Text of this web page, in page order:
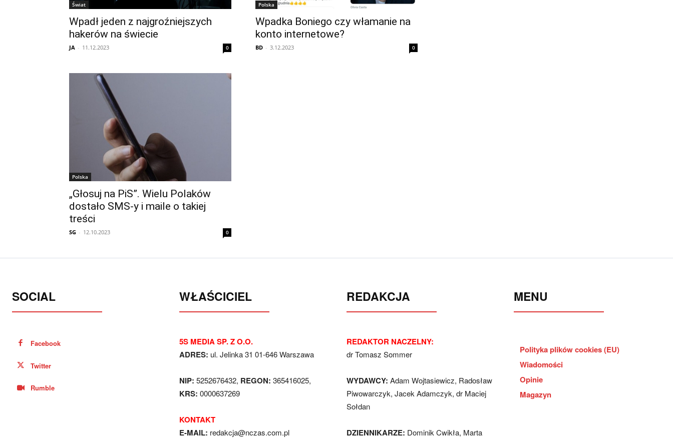
Świat
Wpadł jeden z najgroźniejszych
hakerów na świecie
JA - 11.12.2023 0
Polska
Wpadka Boniego czy włamanie na
konto internetowe?
BD - 3.12.2023 0
Polska
„Głosuj na PiS”. Wielu Polaków
dostało SMS-y i maile o takiej
treści
SG - 12.10.2023 0
SOCIAL
Facebook
Twitter
Rumble
WŁAŚCICIEL
5S MEDIA SP. Z O.O.
ADRES: ul. Jelinka 31 01-646 Warszawa
NIP: 5252676432, REGON: 365416025,
KRS: 0000637269
KONTAKT
E-MAIL: redakcja@nczas.com.pl
REDAKCJA
REDAKTOR NACZELNY:
dr Tomasz Sommer
WYDAWCY: Adam Wojtasiewicz, Radosław
Piwowarczyk, Jacek Adamczyk, dr Maciej
Sołdan
DZIENNIKARZE: Dominik Cwikła, Marta
MENU
Polityka plików cookies (EU)
Wiadomości
Opinie
Magazyn